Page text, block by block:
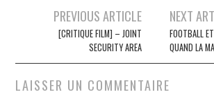
Navigation
articles
PREVIOUS ARTICLE
[CRITIQUE FILM] – JOINT
SECURITY AREA
NEXT
FOOTBALL
QUAND LA
LAISSER UN COMMENTAIRE